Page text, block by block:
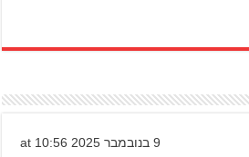
9 בנובמבר 2025 at 10:56